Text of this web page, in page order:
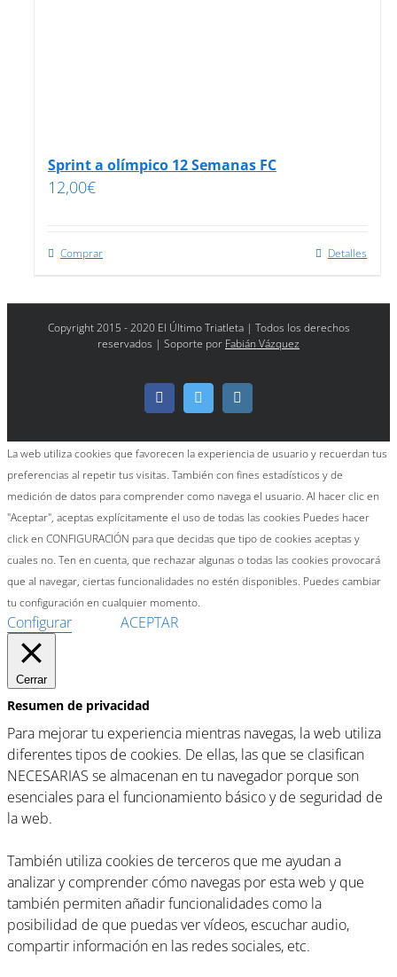
Sprint a olímpico 12 Semanas FC
12,00€
Comprar Detalles
Copyright 2015 - 2020 El Último Triatleta | Todos los derechos
reservados | Soporte por Fabián Vázquez
FacebookTwitter
La web utiliza cookies que favorecen la experiencia de usuario y recuerdan tus
preferencias al repetir tus visitas. También con fines estadísticos y de
medición de datos para comprender como navega el usuario. Al hacer clic en
"Aceptar", aceptas explícitamente el uso de todas las cookies Puedes hacer
click en CONFIGURACIÓN para que decidas que tipo de cookies aceptas y
cuales no. Ten en cuenta, que rechazar algunas o todas las cookies provocará
que al navegar, ciertas funcionalidades no estén disponibles. Puedes cambiar
tu configuración en cualquier momento.
Configurar ACEPTAR
Cerrar
Resumen de privacidad
Para mejorar tu experiencia mientras navegas, la web utiliza
diferentes tipos de cookies. De ellas, las que se clasifican
NECESARIAS se almacenan en tu navegador porque son
esenciales para el funcionamiento básico y de seguridad de
la web.
También utiliza cookies de terceros que me ayudan a
analizar y comprender cómo navegas por esta web y que
también permiten añadir funcionalidades como la
posibilidad de que puedas ver vídeos, escuchar audio,
compartir información en las redes sociales, etc.